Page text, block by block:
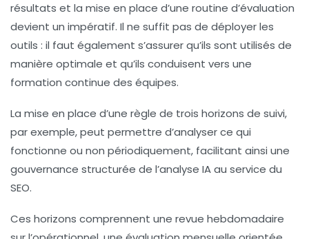
résultats et la mise en place d’une routine d’évaluation
devient un impératif. Il ne suffit pas de déployer les
outils : il faut également s’assurer qu’ils sont utilisés de
manière optimale et qu’ils conduisent vers une
formation continue des équipes.
La mise en place d’une règle de trois horizons de suivi,
par exemple, peut permettre d’analyser ce qui
fonctionne ou non périodiquement, facilitant ainsi une
gouvernance structurée de l’analyse IA au service du
SEO.
Ces horizons comprennent une revue hebdomadaire